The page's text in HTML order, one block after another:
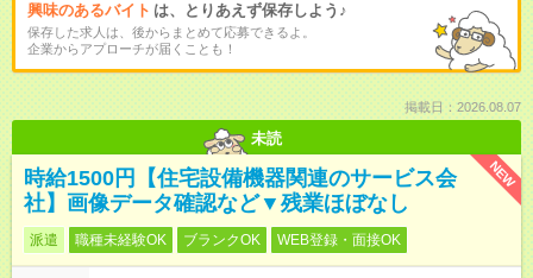
興味のあるバイト は、とりあえず保存しよう♪
保存した求人は、後からまとめて応募できるよ。
企業からアプローチが届くことも！
掲載日：2026.08.07
未読
NEW
時給1500円【住宅設備機器関連のサービス会
社】画像データ確認など▼残業ほぼなし
派遣 職種未経験OK ブランクOK WEB登録・面接OK